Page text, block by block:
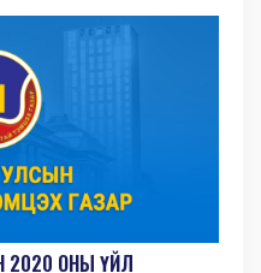
2020 ОНЫ ҮЙЛ